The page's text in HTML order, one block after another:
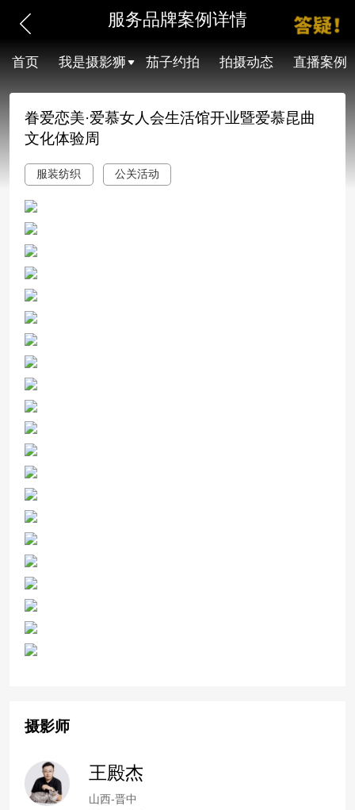
服务品牌案例详情
首页 我是摄影狮 茄子约拍 拍摄动态 直播案例
眷爱恋美·爱慕女人会生活馆开业暨爱慕昆曲
文化体验周
服装纺织 公关活动
摄影师
王殿杰
山西-晋中